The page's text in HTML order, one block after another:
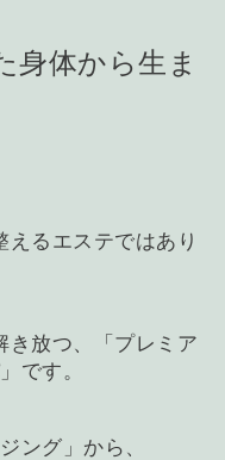
身体から生ま
るエステではあり
き放つ、「プレミア
です。
ング」から、